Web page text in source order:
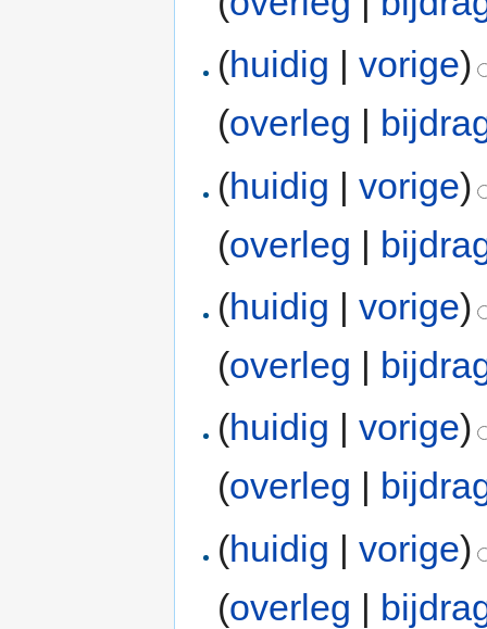
(huidig |vorige)
(overleg |
(huidig |vorige)
(overleg |
(huidig |vorige)
(overleg |
(huidig |vorige)
(overleg
(huidig |vorige)
(overleg |